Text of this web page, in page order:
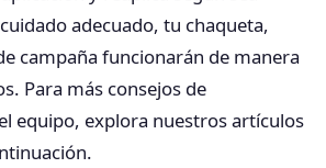
adecuado, tu chaqueta,
campaña funcionarán de manera
Para más consejos de
equipo, explora nuestros artículos